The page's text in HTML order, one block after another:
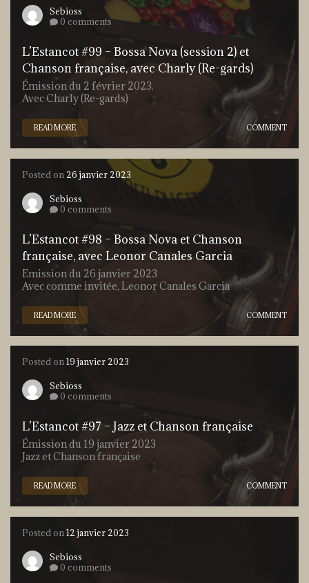
Sebioss
0 comments
L’Estancot #99 – Bossa Nova (session 2) et
Chanson française, avec Charly (Re-gards)
Émission du 2 février 2023.
Avec Charly (Re-gards)
READ MORE COMMENT
Posted on 26 janvier 2023
Sebioss
0 comments
L’Estancot #98 – Bossa Nova et Chanson
française, avec Leonor Canales Garcia
Emission du 26 janvier 2023
Avec comme invitée, Leonor Canales Garcia
READ MORE COMMENT
Posted on19 janvier 2023
Sebioss
0 comments
L’Estancot #97 – Jazz et Chanson française
Émission du 19 janvier 2023
Jazz et Chanson française
READ MORE COMMENT
Posted on12 janvier 2023
Sebioss
0 comments